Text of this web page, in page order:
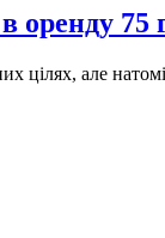
оренду 75
цілях, але